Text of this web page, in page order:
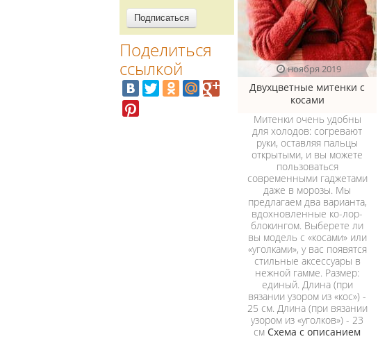
ноября 2019
Двухцветные митенки с
косами
Митенки очень удобны
для холодов: согревают
руки, оставляя пальцы
открытыми, и вы можете
пользоваться
современными гаджетами
даже в морозы. Мы
предлагаем два варианта,
вдохновленные ко-лор-
блокингом. Выберете ли
вы модель с «косами» или
«уголками», у вас появятся
стильные аксессуары в
нежной гамме. Размер:
единый. Длина (при
вязании узором из «кос») -
25 см. Длина (при вязании
узором из «уголков») - 23
см Схема с описанием
Поделиться
ссылкой